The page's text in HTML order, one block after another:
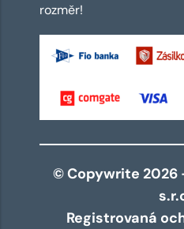
rozměr!
© Copywrite
Registrovaná